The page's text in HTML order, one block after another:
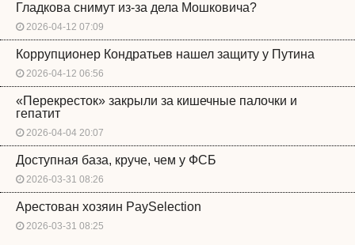
Гладкова снимут из-за дела Мошковича?
2026-04-12 07:09
Коррупционер Кондратьев нашел защиту у Путина
2026-04-12 06:56
«Перекресток» закрыли за кишечные палочки и
гепатит
2026-04-04 20:07
Доступная база, круче, чем у ФСБ
2026-03-31 08:26
Арестован хозяин PaySelection
2026-03-31 08:25